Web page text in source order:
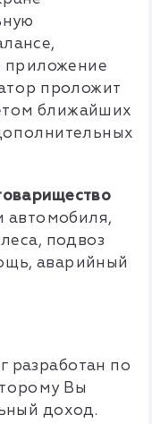
приложение
проложит
ближайших
автомобиля,
подвоз
аварийный
разработан по
Вы
доход.